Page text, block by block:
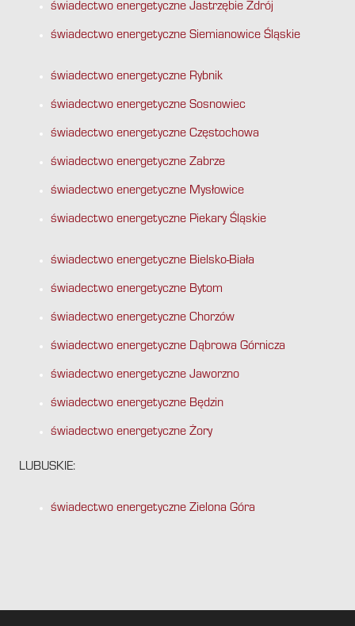
świadectwo energetyczne Jastrzębie Zdrój
świadectwo energetyczne Siemianowice Śląskie
świadectwo energetyczne Rybnik
świadectwo energetyczne Sosnowiec
świadectwo energetyczne Częstochowa
świadectwo energetyczne Zabrze
świadectwo energetyczne Mysłowice
świadectwo energetyczne Piekary Śląskie
świadectwo energetyczne Bielsko-Biała
świadectwo energetyczne Bytom
świadectwo energetyczne Chorzów
świadectwo energetyczne Dąbrowa Górnicza
świadectwo energetyczne Jaworzno
świadectwo energetyczne Będzin
świadectwo energetyczne Żory
LUBUSKIE:
świadectwo energetyczne Zielona Góra